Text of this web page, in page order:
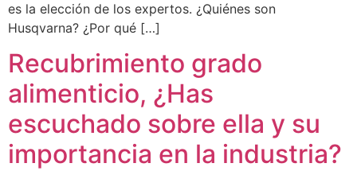
es la elección de los expertos. ¿Quiénes son
Husqvarna? ¿Por qué […]
Recubrimiento grado
alimenticio, ¿Has
escuchado sobre ella y su
importancia en la industria?